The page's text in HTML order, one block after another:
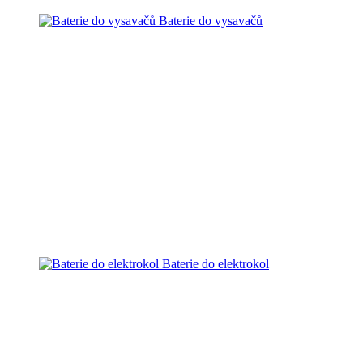
Baterie do vysavačů
Baterie do elektrokol